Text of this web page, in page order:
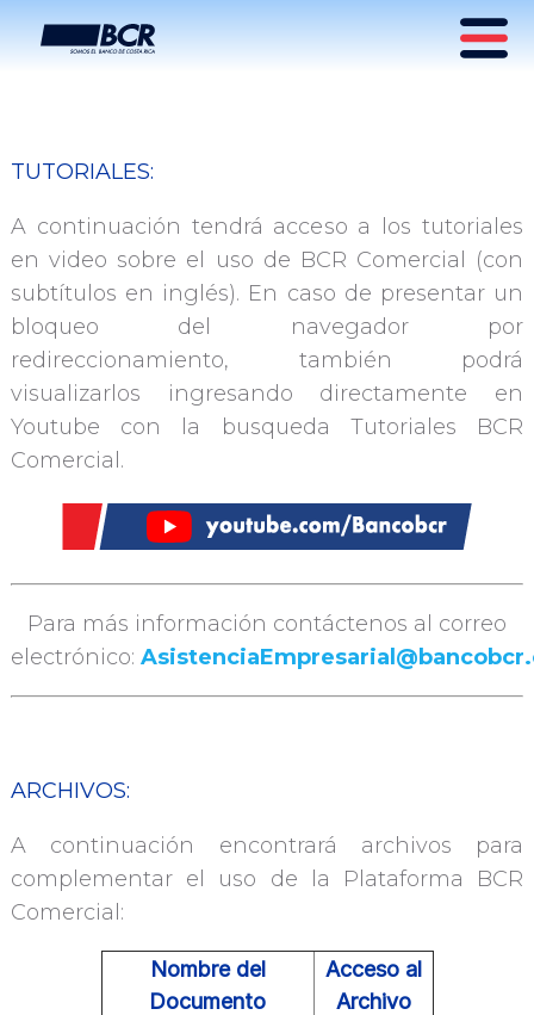
Información y Tutoriales
BCR Comercial
TUTORIALES:
A continuación tendrá acceso a los tutoriales
en video sobre el uso de BCR Comercial (con
subtítulos en inglés). En caso de presentar un
bloqueo del navegador por
redireccionamiento, también podrá
visualizarlos ingresando directamente en
Youtube con la busqueda Tutoriales BCR
Comercial.
Para más información contáctenos al correo
electrónico:
ARCHIVOS:
A continuación encontrará archivos para
complementar el uso de la Plataforma BCR
Comercial:
Nombre del
Documento
Acceso al
Archivo